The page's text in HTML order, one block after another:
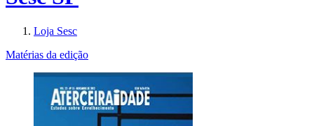
Loja Sesc
Matérias da edição